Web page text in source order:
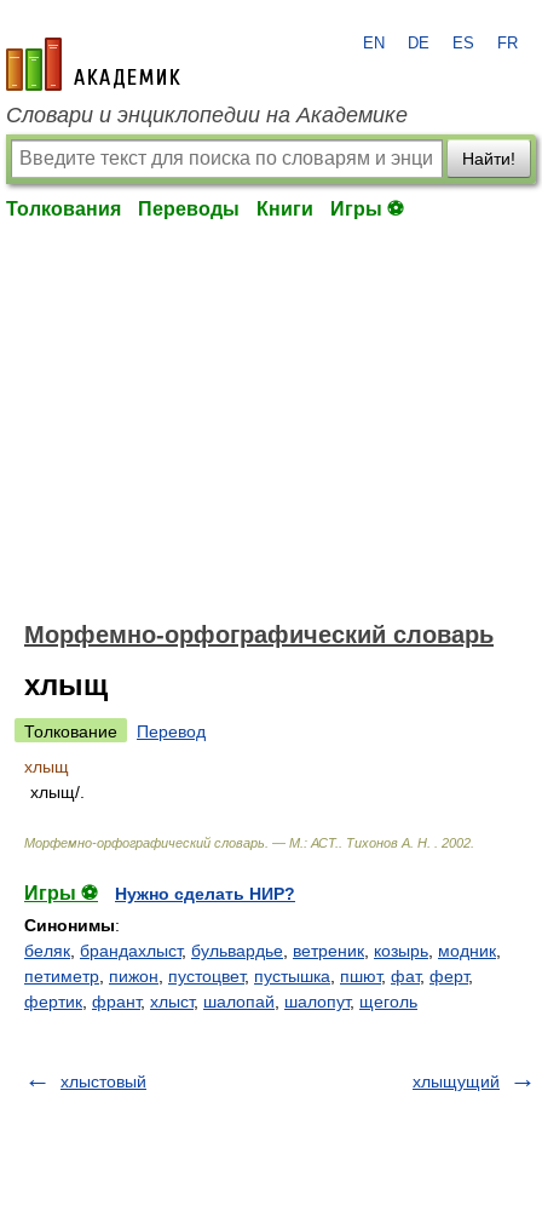
academic.ru
EN DE ES FR
Словари и энциклопедии на Академике
Найти!
Толкования Переводы Книги Игры ⚽
Морфемно-орфографический словарь
хлыщ
Толкование
Перевод
хлыщ
хлыщ/.
Морфемно-орфографический словарь. — М.: АСТ. Тихонов А. Н. 2002
Игры ⚽
Нужно сделать НИР?
Синонимы:
беляк брандахлыст, бульвардье ветреник козырь модник
петиметр пижон пустоцвет, пустышка пшют, фат, ферт,
фертик франт, хлыст, шалопай шалопут, щеголь
хлыстовый хлыщущий